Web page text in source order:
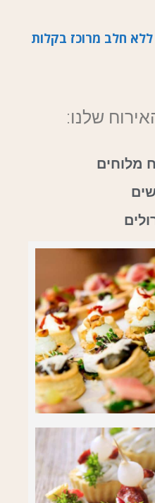
ללא חלב מרוכז בקלות
שלנו:
מלוחים